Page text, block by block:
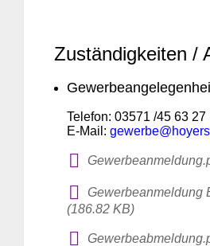
Zuständigkeiten /
Telefon: 03571 /45 63 27
E-Mail:
Gewerbeanmeldung
(186.82 KB)